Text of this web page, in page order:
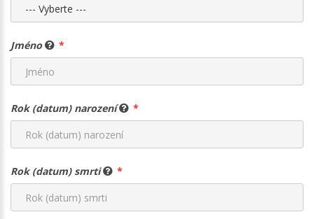
Jméno
Rok (datum) narození
Rok (datum) smrti